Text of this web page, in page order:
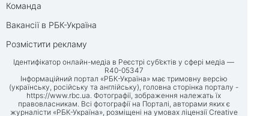
Команда
Вакансії в РБК-Україна
Розмістити рекламу
Ідентифікатор онлайн-медіа в Реєстрі суб’єктів у сфері медіа —
R40-05347
Інформаційний портал «РБК-Україна» має тримовну версію
(українську, російську та англійську), головна сторінка порталу -
https://www.rbc.ua. Фотографії, зображення належать їх
правовласникам. Всі фотографії на Порталі, авторами яких є
журналісти «РБК-Україна», розміщені на умовах ліцензії Creative